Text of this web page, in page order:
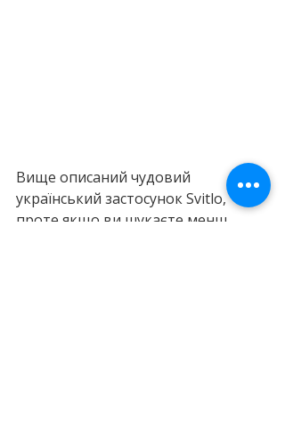
Вище описаний чудовий
український застосунок Svitlo,
проте якщо ви шукаєте менш